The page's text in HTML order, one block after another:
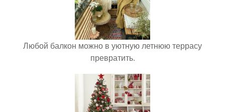
Любой балкон можно в уютную летнюю террасу
превратить.